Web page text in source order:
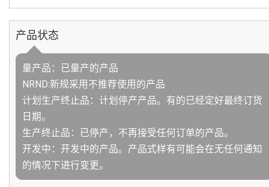
产品状态
量产品：已量产的产品
NRND:新规采用不推荐使用的产品
计划生产终止品：计划停产产品。有的已经定好最终订货
日期。
生产终止品：已停产，不再接受任何订单的产品。
开发中：开发中的产品。产品式样有可能会在无任何通知
的情况下进行变更。